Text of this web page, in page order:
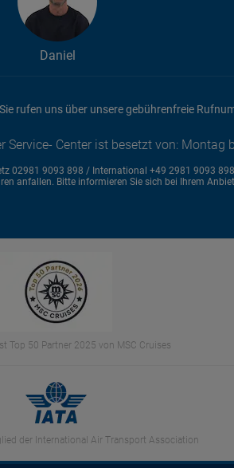
Daniel
rufen uns über unsere gebührenfreie
Service- Center ist besetzt von: Montag
02981 9093 898 / International +49 2981 9093
anfallen. Bitte informieren Sie sich bei Ihrem
Top 50 Partner 2025 von MSC Cruises
der International Air Transport Association